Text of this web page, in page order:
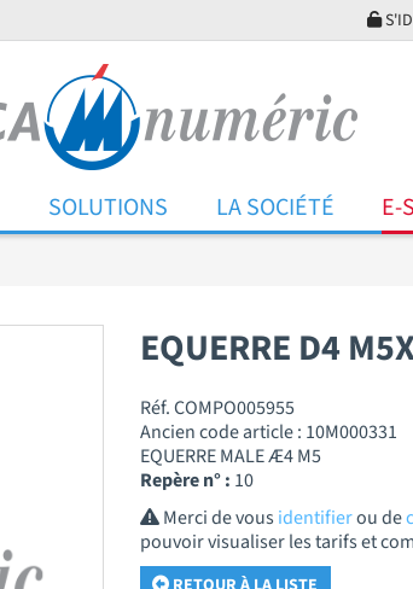
SOLUTIONS LA SOCIÉTÉ E-
EQUERRE D4
Réf. COMPO005955
Ancien code article : 10M000331
EQUERRE MALE Æ4 M5
Repère n° : 10
Merci de vousidentifierou de
pouvoir visualiser les tarifs et